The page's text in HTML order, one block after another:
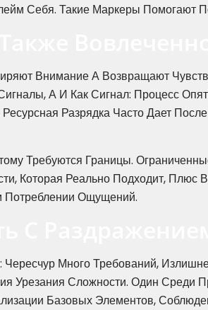
Себя. Такие Маркеры Помогают
Внимание А Возвращают
А И Как Сигнал: Процесс
Разрядка Часто Дает
Требуются Границы.
Которая Реально Подходит,
Потреблении Ощущений.
Много Требований,
Урезания Сложности. Один
Базовых Элементов,